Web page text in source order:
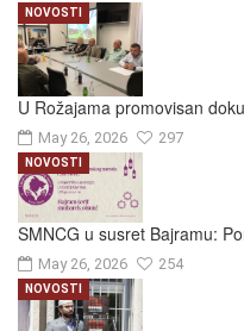
U Rožajama promovisan
May 26, 2026 297
NOVOSTI
SMNCG u susret Bajramu:
May 26, 2026 254
NOVOSTI
NOVOSTI